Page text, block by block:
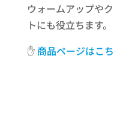
ウォームアップや
トにも役立ちます。
✋商品ページはこ